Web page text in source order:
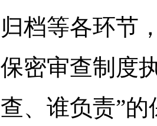
归档等各环节
保密审查制度
查、谁负责”